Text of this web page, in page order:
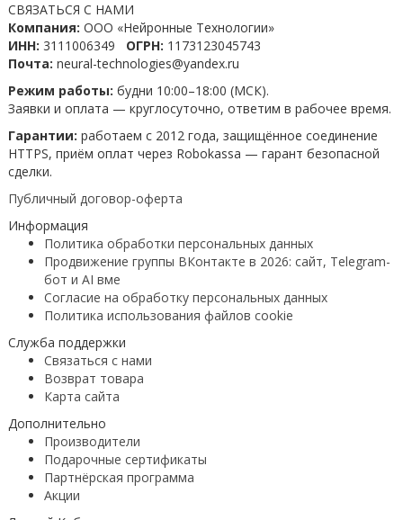
СВЯЗАТЬСЯ С НАМИ
Компания: ООО «Нейронные Технологии»
ИНН: 3111006349 ОГРН: 1173123045743
Почта: neural-technologies@yandex.ru
Режим работы: будни 10:00–18:00 (МСК).
Заявки и оплата — круглосуточно, ответим в рабочее время.
Гарантии: работаем с 2012 года, защищённое соединение
HTTPS, приём оплат через Robokassa — гарант безопасной
сделки.
Публичный договор-оферта
Информация
Политика обработки персональных данных
Продвижение группы ВКонтакте в 2026: сайт, Telegram-
бот и AI вме
Согласие на обработку персональных данных
Политика использования файлов cookie
Служба поддержки
Связаться с нами
Возврат товара
Карта сайта
Дополнительно
Производители
Подарочные сертификаты
Партнёрская программа
Акции